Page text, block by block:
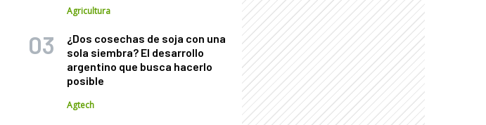
Agricultura
¿Dos cosechas de soja con una
sola siembra? El desarrollo
argentino que busca hacerlo
posible
Agtech